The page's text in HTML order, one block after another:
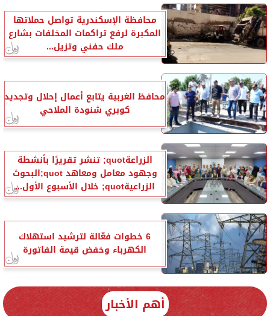
محافظة الإسكندرية تواصل حملاتها
المكبرة لرفع تراكمات المخلفات بشارع
ملك حفني وتزيل...
محافظ الغربية يتابع أعمال إحلال وتجديد
كوبري شنودة الملاحي
الزراعةquot; تنشر تقريرًا بأنشطة
وجهود معامل ومعاهد quot;البحوث
الزراعيةquot; خلال الأسبوع الأول...
6 خطوات فعّالة لترشيد استهلاك
الكهرباء وخفض قيمة الفاتورة
أهم الأخبار